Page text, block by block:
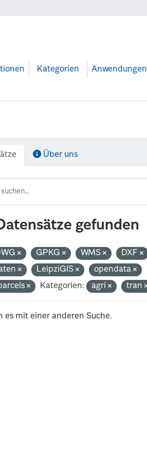
Kategorien Anwendungen
Über uns
gefunden
GPKG WMS DXF
LeipziGIS
opendata
Kategorien: agri tran
es mit einer anderen Suche.